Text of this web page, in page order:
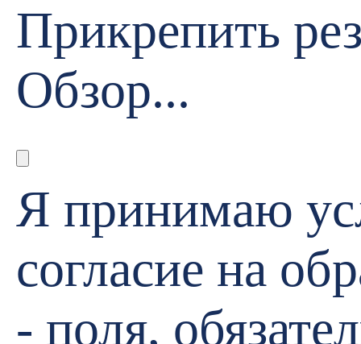
Прикрепить
Обзор...
Я принимаю
согласие на
- поля,